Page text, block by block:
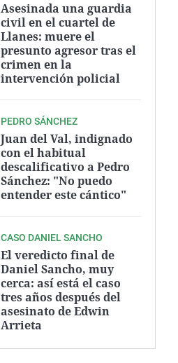
Asesinada una guardia
civil en el cuartel de
Llanes: muere el
presunto agresor tras el
crimen en la
intervención policial
PEDRO SÁNCHEZ
Juan del Val, indignado
con el habitual
descalificativo a Pedro
Sánchez: "No puedo
entender este cántico"
CASO DANIEL SANCHO
El veredicto final de
Daniel Sancho, muy
cerca: así está el caso
tres años después del
asesinato de Edwin
Arrieta